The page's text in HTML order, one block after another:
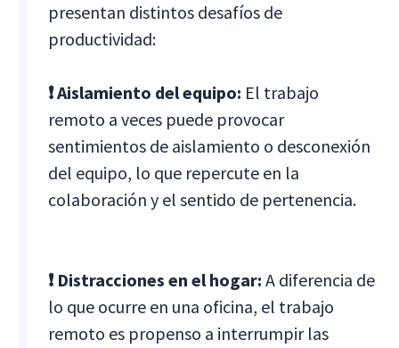
presentan distintos desafíos de
productividad:
❗ Aislamiento del equipo: El trabajo
remoto a veces puede provocar
sentimientos de aislamiento o desconexión
del equipo, lo que repercute en la
colaboración y el sentido de pertenencia.
❗ Distracciones en el hogar: A diferencia de
lo que ocurre en una oficina, el trabajo
remoto es propenso a interrumpir las